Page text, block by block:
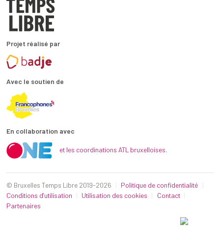
Projet réalisé par
Avec le soutien de
En collaboration avec
et les coordinations ATL bruxelloises.
© Bruxelles Temps Libre 2019-2026
Politique de confidentialité
Conditions d’utilisation
Utilisation des cookies
Contact
Partenaires